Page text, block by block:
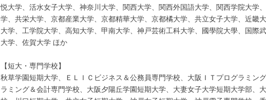
悦大学、活水女子大学、神奈川大学、関西大学、関西外国語大学、関西学院大学
学、共栄大学、京都産業大学、京都精華大学、京都橘大学、共立女子大学、近畿
大学、工学院大学、高知大学、甲南大学、神戸芸術工科大学、國學院大學、国際
大学、佐賀大学 ほか
【短大・専門学校】
秋草学園短期大学、ＥＬＩＣビジネス＆公務員専門学校、大阪ＩＴプログラミン
ラミング＆会計専門学校、大阪夕陽丘学園短期大学、大妻女子大学短期大学部、